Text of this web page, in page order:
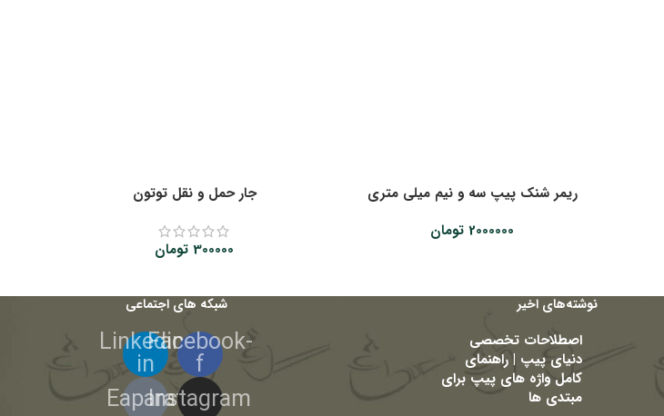
ریمر شنک پیپ سه و نیم میلی متری
2000000 تومان
جار حمل و نقل توتون
300000 تومان
نوشته‌های اخیر
اصطلاحات تخصصی
دنیای پیپ | راهنمای
کامل واژه های پیپ برای
مبتدی ها
شبکه های اجتماعی
Facebook-
f
Linkedin-
in
Instagram
Eaparat